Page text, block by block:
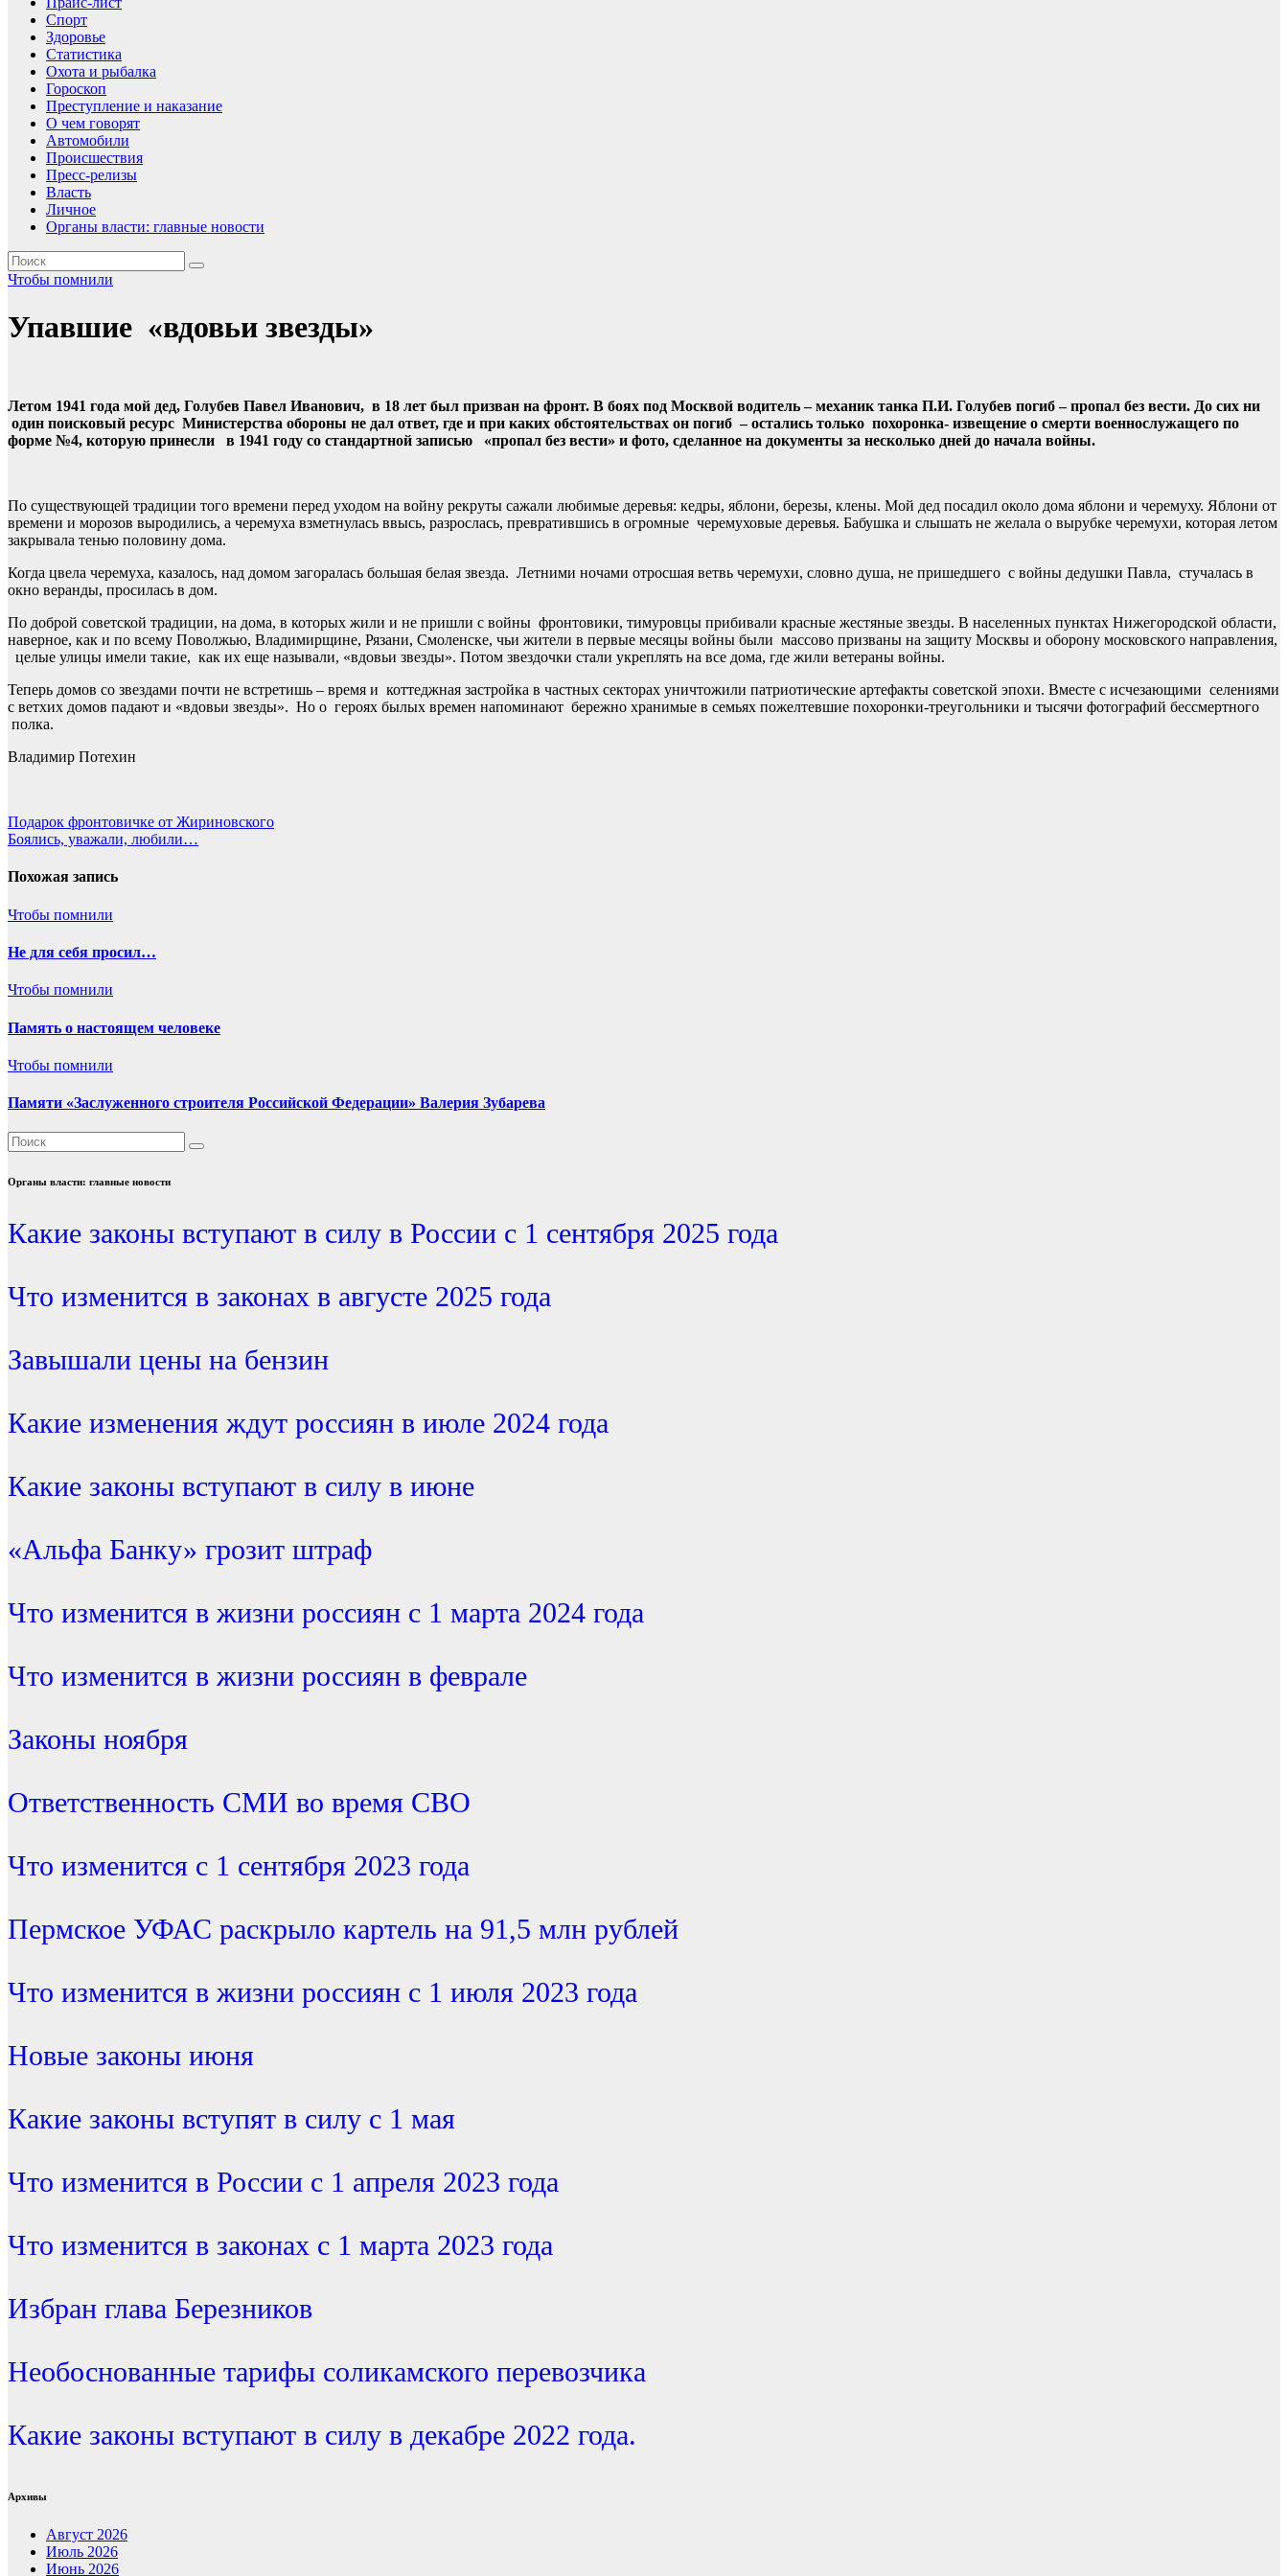
Спорт
Здоровье
Статистика
Охота и рыбалка
Гороскоп
Преступление и наказание
О чем говорят
Автомобили
Происшествия
Пресс-релизы
Власть
Личное
Органы власти: главные новости
Чтобы помнили
Упавшие «вдовьи звезды»
Летом 1941 года мой дед, Голубев Павел Иванович, в 18 лет был призван на фронт. В боях под Москвой водитель – механик танка П.И. Голубев погиб – пропал без вести. До сих ни
один поисковый ресурс Министерства обороны не дал ответ, где и при каких обстоятельствах он погиб – остались только похоронка- извещение о смерти военнослужащего по
форме №4, которую принесли в 1941 году со стандартной записью «пропал без вести» и фото, сделанное на документы за несколько дней до начала войны.
По существующей традиции того времени перед уходом на войну рекруты сажали любимые деревья: кедры, яблони, березы, клены. Мой дед посадил около дома яблони и черемуху. Яблони от
времени и морозов выродились, а черемуха взметнулась ввысь, разрослась, превратившись в огромные черемуховые деревья. Бабушка и слышать не желала о вырубке черемухи, которая летом
закрывала тенью половину дома.
Когда цвела черемуха, казалось, над домом загоралась большая белая звезда. Летними ночами отросшая ветвь черемухи, словно душа, не пришедшего с войны дедушки Павла, стучалась в
окно веранды, просилась в дом.
По доброй советской традиции, на дома, в которых жили и не пришли с войны фронтовики, тимуровцы прибивали красные жестяные звезды. В населенных пунктах Нижегородской области,
наверное, как и по всему Поволжью, Владимирщине, Рязани, Смоленске, чьи жители в первые месяцы войны были массово призваны на защиту Москвы и оборону московского направления,
целые улицы имели такие, как их еще называли, «вдовьи звезды». Потом звездочки стали укреплять на все дома, где жили ветераны войны.
Теперь домов со звездами почти не встретишь – время и коттеджная застройка в частных секторах уничтожили патриотические артефакты советской эпохи. Вместе с исчезающими селениями
с ветхих домов падают и «вдовьи звезды». Но о героях былых времен напоминают бережно хранимые в семьях пожелтевшие похоронки-треугольники и тысячи фотографий бессмертного
полка.
Владимир Потехин
Навигация
по
записям
Подарок фронтовичке от Жириновского
Боялись, уважали, любили…
Похожая запись
Чтобы помнили
Не для себя просил…
Чтобы помнили
Память о настоящем человеке
Чтобы помнили
Памяти «Заслуженного строителя Российской Федерации» Валерия Зубарева
Органы власти: главные новости
Какие законы вступают в силу в России с 1 сентября 2025 года
Что изменится в законах в августе 2025 года
Завышали цены на бензин
Какие изменения ждут россиян в июле 2024 года
Какие законы вступают в силу в июне
«Альфа Банку» грозит штраф
Что изменится в жизни россиян с 1 марта 2024 года
Что изменится в жизни россиян в феврале
Законы ноября
Ответственность СМИ во время СВО
Что изменится с 1 сентября 2023 года
Пермское УФАС раскрыло картель на 91,5 млн рублей
Что изменится в жизни россиян с 1 июля 2023 года
Новые законы июня
Какие законы вступят в силу с 1 мая
Что изменится в России с 1 апреля 2023 года
Что изменится в законах с 1 марта 2023 года
Избран глава Березников
Необоснованные тарифы соликамского перевозчика
Какие законы вступают в силу в декабре 2022 года.
Архивы
Август 2026
Июль 2026
Июнь 2026